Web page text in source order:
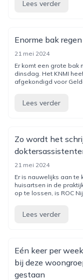
Lees verder
Enorme bak
21 mei 2024
Er komt een grote bak
dinsdag. Het KNMI
afgekondigd voor
Lees verder
Zo wordt het
21 mei 2024
Er is nauwelijks aan
huisartsen in de
op te lossen, is ROC
Lees verder
Eén keer per
bij deze
gestaan